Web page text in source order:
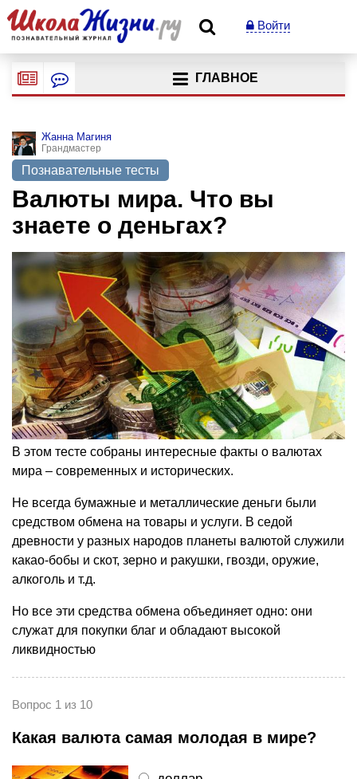
Войти
ГЛАВНОЕ
Жанна Магиня
Грандмастер
Познавательные тесты
Валюты мира. Что вы
знаете о деньгах?
В этом тесте собраны интересные факты о валютах
мира – современных и исторических.
Не всегда бумажные и металлические деньги были
средством обмена на товары и услуги. В седой
древности у разных народов планеты валютой служили
какао-бобы и скот, зерно и ракушки, гвозди, оружие,
алкоголь и т.д.
Но все эти средства обмена объединяет одно: они
служат для покупки благ и обладают высокой
ликвидностью
Вопрос 1 из 10
Какая валюта самая молодая в мире?